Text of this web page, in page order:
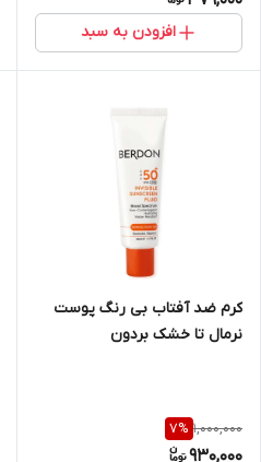
افزودن به سبد
کرم ضد آفتاب بی رنگ پوست
نرمال تا خشک بردون
1,000,000
7%
930,000